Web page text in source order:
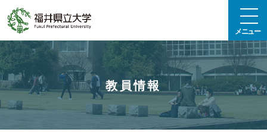
メニュー
教員情報